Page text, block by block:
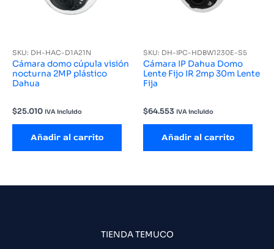
SKU: DH-HAC-D1A21N
Cámara domo cúpula visión
nocturna 2MP plástico
Dahua
$25.010 IVA incluido
Añadir al carrito
SKU: DH-IPC-HDBW1230E-S5
Cámara IP Dahua Domo
Lente Fijo IR 2mp 30m Lente
Fija
$64.553 IVA incluido
Añadir al carrito
TIENDA TEMUCO